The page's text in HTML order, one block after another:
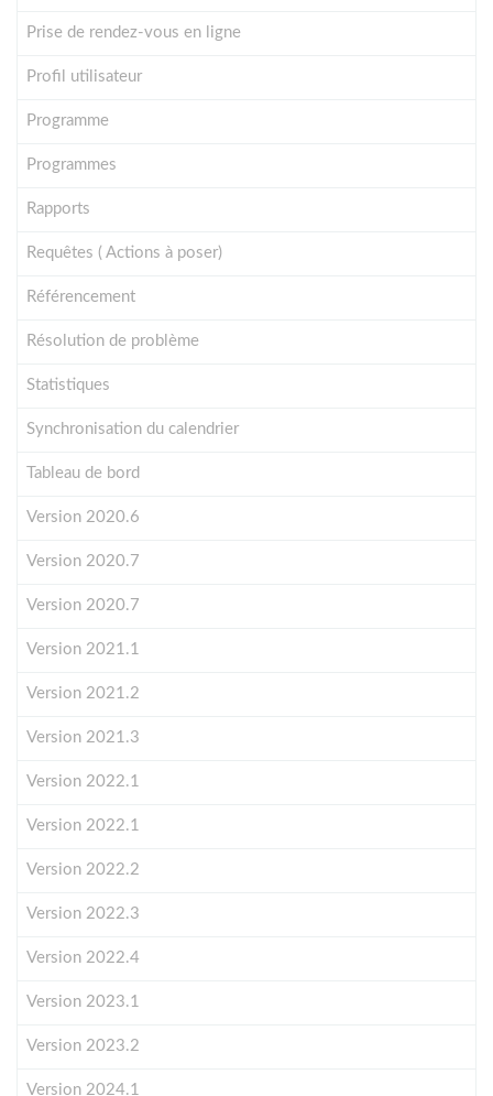
Prise de rendez-vous en ligne
Profil utilisateur
Programme
Programmes
Rapports
Requêtes ( Actions à poser)
Référencement
Résolution de problème
Statistiques
Synchronisation du calendrier
Tableau de bord
Version 2020.6
Version 2020.7
Version 2020.7
Version 2021.1
Version 2021.2
Version 2021.3
Version 2022.1
Version 2022.1
Version 2022.2
Version 2022.3
Version 2022.4
Version 2023.1
Version 2023.2
Version 2024.1